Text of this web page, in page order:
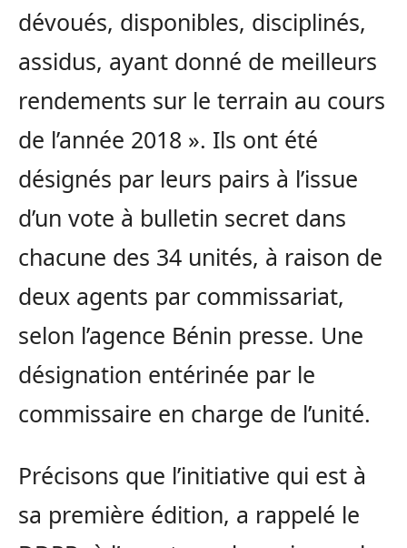
dévoués, disponibles, disciplinés,
assidus, ayant donné de meilleurs
rendements sur le terrain au cours
de l’année 2018 ». Ils ont été
désignés par leurs pairs à l’issue
d’un vote à bulletin secret dans
chacune des 34 unités, à raison de
deux agents par commissariat,
selon l’agence Bénin presse. Une
désignation entérinée par le
commissaire en charge de l’unité.
Précisons que l’initiative qui est à
sa première édition, a rappelé le